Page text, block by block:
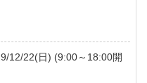
12/22(日) (9:00～18:00開